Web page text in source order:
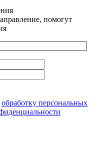
помогут
обработку персональных